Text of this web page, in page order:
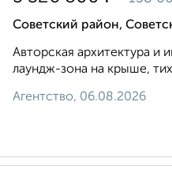
Советский район,
Авторская архитектура и
лаундж-зона на крыше,
Агентство, 06.08.2026